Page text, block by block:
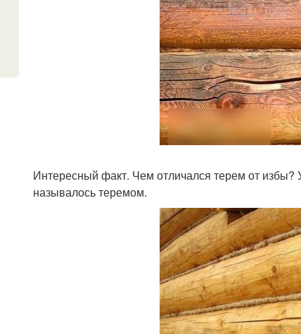
Интересный факт. Чем отличался терем от избы?
называлось теремом.